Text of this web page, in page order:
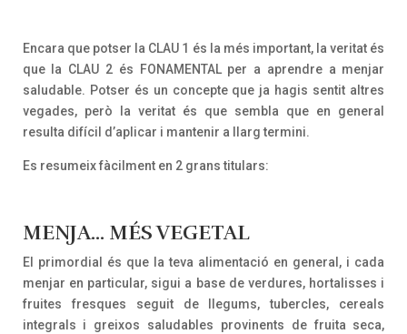
Encara que potser la CLAU 1 és la més important, la veritat és
que la CLAU 2 és FONAMENTAL per a aprendre a menjar
saludable. Potser és un concepte que ja hagis sentit altres
vegades, però la veritat és que sembla que en general
resulta difícil d’aplicar i mantenir a llarg termini.
Es resumeix fàcilment en 2 grans titulars:
MENJA… MÉS VEGETAL
El primordial és que la teva alimentació en general, i cada
menjar en particular, sigui a base de verdures, hortalisses i
fruites fresques seguit de llegums, tubercles, cereals
integrals i greixos saludables provinents de fruita seca,